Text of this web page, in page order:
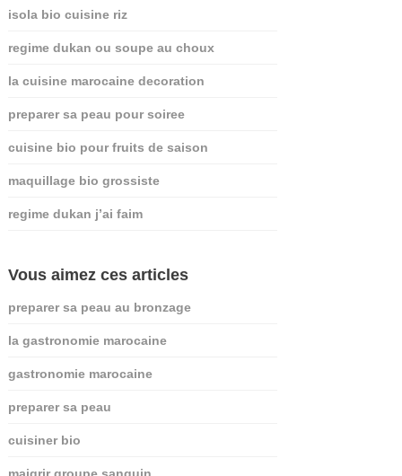
isola bio cuisine riz
regime dukan ou soupe au choux
la cuisine marocaine decoration
preparer sa peau pour soiree
cuisine bio pour fruits de saison
maquillage bio grossiste
regime dukan j’ai faim
Vous aimez ces articles
preparer sa peau au bronzage
la gastronomie marocaine
gastronomie marocaine
preparer sa peau
cuisiner bio